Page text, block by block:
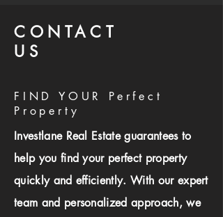
CONTACT
US
FIND YOUR Perfect
Property
Investlane Real Estate guarantees to
help you find your perfect property
quickly and efficiently. With our expert
team and personalized approach, we